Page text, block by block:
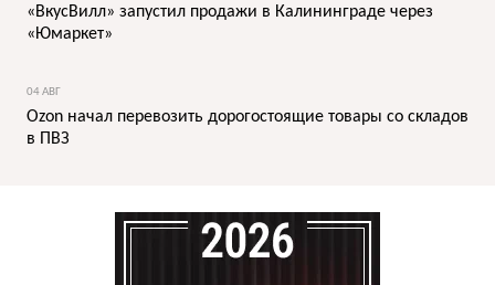
«ВкусВилл» запустил продажи в Калининграде через
«Юмаркет»
04 АВГ
Ozon начал перевозить дорогостоящие товары со складов
в ПВЗ